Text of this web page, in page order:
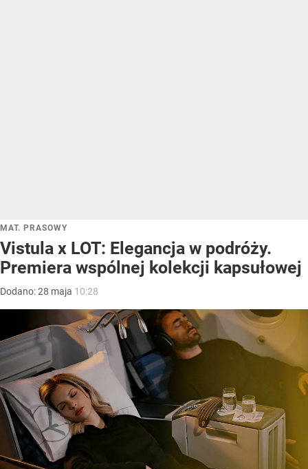
MAT. PRASOWY
Vistula x LOT: Elegancja w podróży.
Premiera wspólnej kolekcji kapsułowej
Dodano:28 maja 10:28